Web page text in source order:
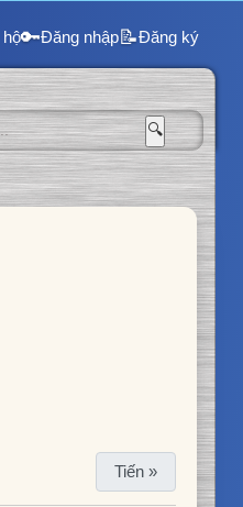
hộ🔑Đăng nhập📝Đăng ký
🔍
Tiến »